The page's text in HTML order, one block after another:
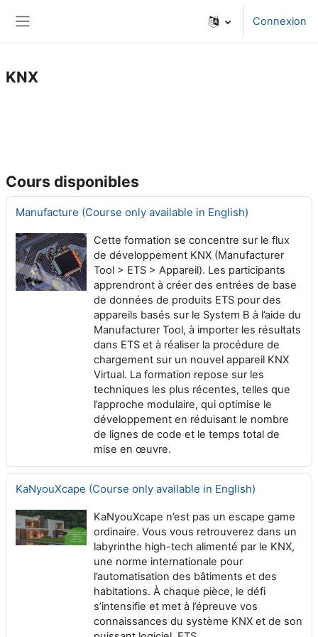
Connexion
KNX
Cours disponibles
Manufacture (Course only available in English)
Cette formation se concentre sur le flux
de développement KNX (Manufacturer
Tool > ETS > Appareil). Les participants
apprendront à créer des entrées de base
de données de produits ETS pour des
appareils basés sur le System B à l’aide du
Manufacturer Tool, à importer les résultats
dans ETS et à réaliser la procédure de
chargement sur un nouvel appareil KNX
Virtual. La formation repose sur les
techniques les plus récentes, telles que
l’approche modulaire, qui optimise le
développement en réduisant le nombre
de lignes de code et le temps total de
mise en œuvre.
KaNyouXcape (Course only available in English)
KaNyouXcape n’est pas un escape game
ordinaire. Vous vous retrouverez dans un
labyrinthe high-tech alimenté par le KNX,
une norme internationale pour
l’automatisation des bâtiments et des
habitations. À chaque pièce, le défi
s’intensifie et met à l’épreuve vos
connaissances du système KNX et de son